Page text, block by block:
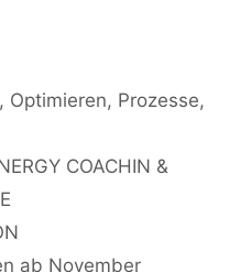
, Optimieren, Prozesse,
COACHIN &
ab November